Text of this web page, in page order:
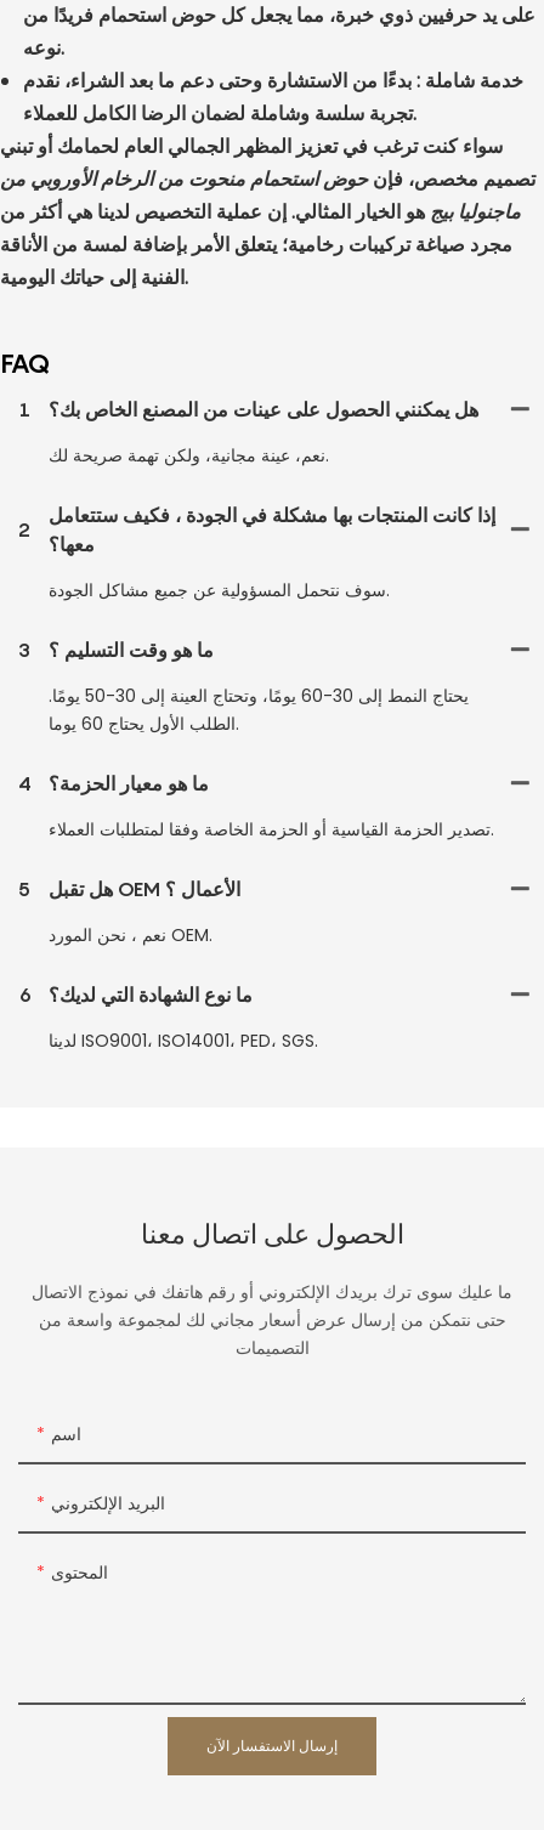
على يد حرفيين ذوي خبرة، مما يجعل كل حوض استحمام فريدًا من
نوعه.
خدمة شاملة : بدءًا من الاستشارة وحتى دعم ما بعد الشراء، نقدم
تجربة سلسة وشاملة لضمان الرضا الكامل للعملاء.
سواء كنت ترغب في تعزيز المظهر الجمالي العام لحمامك أو تبني
تصميم مخصص، فإنحوض استحمام منحوت من الرخام الأوروبي من
ماجنوليا بيج هو الخيار المثالي. إن عملية التخصيص لدينا هي أكثر من
مجرد صياغة تركيبات رخامية؛ يتعلق الأمر بإضافة لمسة من الأناقة
الفنية إلى حياتك اليومية.
FAQ
1
هل يمكنني الحصول على عينات من المصنع الخاص بك؟
نعم، عينة مجانية، ولكن تهمة صريحة لك.
2
إذا كانت المنتجات بها مشكلة في الجودة ، فكيف ستتعامل
معها؟
سوف نتحمل المسؤولية عن جميع مشاكل الجودة.
3
ما هو وقت التسليم ؟
يحتاج النمط إلى 30-60 يومًا، وتحتاج العينة إلى 30-50 يومًا.
الطلب الأول يحتاج 60 يوما.
4
ما هو معيار الحزمة؟
تصدير الحزمة القياسية أو الحزمة الخاصة وفقا لمتطلبات العملاء.
5
هل تقبل OEM الأعمال ؟
نعم ، نحن المورد OEM.
6
ما نوع الشهادة التي لديك؟
لدينا ISO9001، ISO14001، PED، SGS.
الحصول على اتصال معنا
ما عليك سوى ترك بريدك الإلكتروني أو رقم هاتفك في نموذج الاتصال
حتى نتمكن من إرسال عرض أسعار مجاني لك لمجموعة واسعة من
التصميمات
اسم
البريد الإلكتروني
المحتوى
إرسال الاستفسار الآن